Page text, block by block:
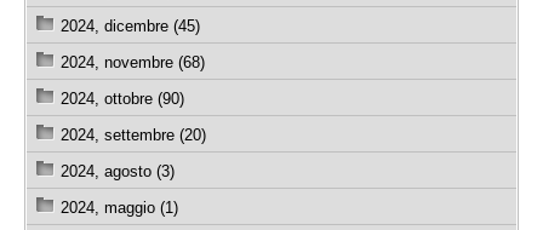
2024, dicembre (45)
2024, novembre (68)
2024, ottobre (90)
2024, settembre (20)
2024, agosto (3)
2024, maggio (1)